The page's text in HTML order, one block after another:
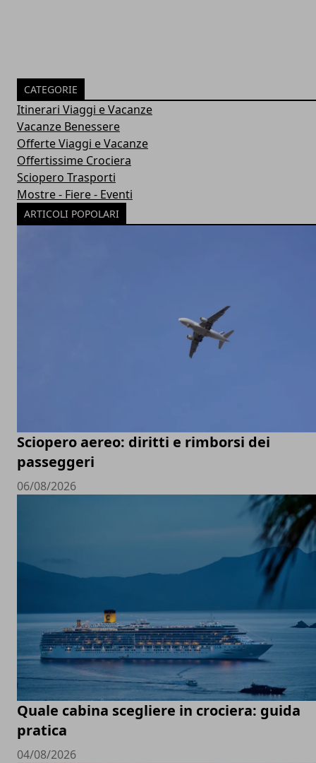
CATEGORIE
Itinerari Viaggi e Vacanze
Vacanze Benessere
Offerte Viaggi e Vacanze
Offertissime Crociera
Sciopero Trasporti
Mostre - Fiere - Eventi
ARTICOLI POPOLARI
Sciopero aereo: diritti e rimborsi dei
passeggeri
06/08/2026
Quale cabina scegliere in crociera: guida
pratica
04/08/2026